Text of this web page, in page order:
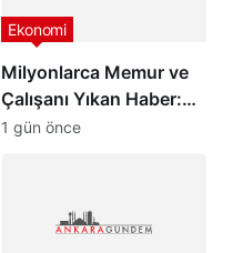
Milyonlarca Memur ve
Çalışanı Yıkan Haber:
Zam Oranlarında
Ekonomi
1 gün önce